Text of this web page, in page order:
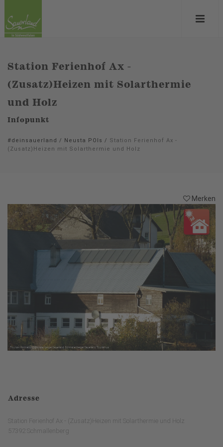
Station Ferienhof Ax -
(Zusatz)Heizen mit Solarthermie
und Holz
Infopunkt
#deinsauerland / Neusta POIs / Station Ferienhof Ax -
(Zusatz)Heizen mit Solarthermie und Holz
Merken
Adresse
Station Ferienhof Ax - (Zusatz)Heizen mit Solarthermie und Holz
57392 Schmallenberg